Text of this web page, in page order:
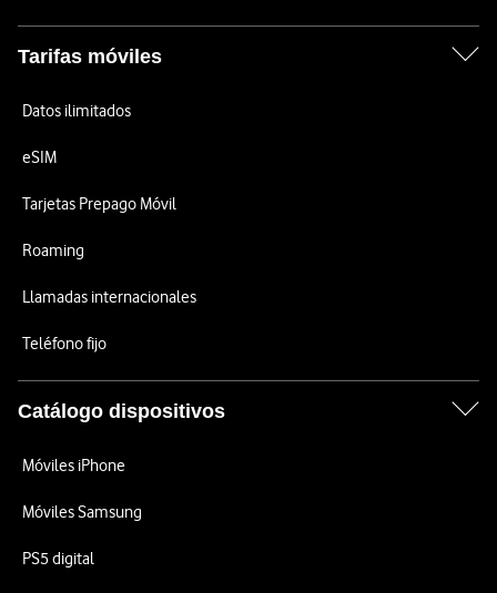
Tarifas móviles
Datos ilimitados
eSIM
Tarjetas Prepago Móvil
Roaming
Llamadas internacionales
Teléfono fijo
Catálogo dispositivos
Móviles iPhone
Móviles Samsung
PS5 digital